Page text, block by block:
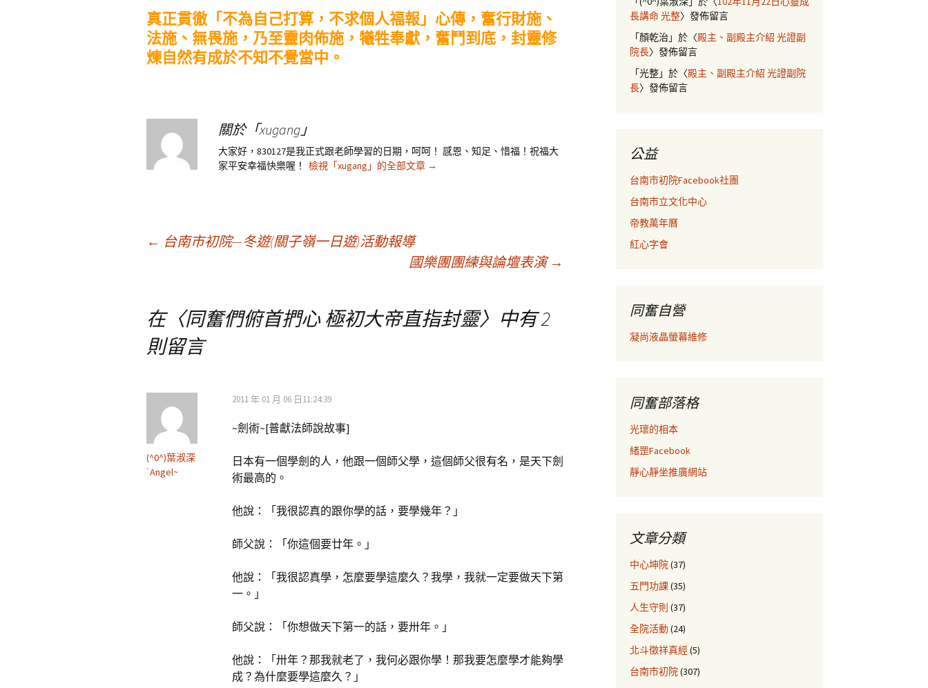
真正貫徹「不為自己打算，不求個人福報」心傳，奮行財施、
法施、無畏施，乃至靈肉佈施，犧牲奉獻，奮鬥到底，封靈修
煉自然有成於不知不覺當中。
關於「xugang」
大家好，830127是我正式跟老師學習的日期，呵呵！ 感恩、知足、惜福！祝福大
家平安幸福快樂喔！
檢視「xugang」的全部文章 →
← 台南市初院—冬遊(關子嶺一日遊)活動報導
國樂團團練與論壇表演 →
在〈同奮們俯首捫心 極初大帝直指封靈〉中有 2
則留言
(^0^)葉淑深
˙Angel~
2011 年 01 月 06 日11:24:39
~劍術~[普獻法師說故事]
日本有一個學劍的人，他跟一個師父學，這個師父很有名，是天下劍
術最高的。
他說：「我很認真的跟你學的話，要學幾年？」
師父說：「你這個要廿年。」
他說：「我很認真學，怎麼要學這麼久？我學，我就一定要做天下第
一。」
師父說：「你想做天下第一的話，要卅年。」
他說：「卅年？那我就老了，我何必跟你學！那我要怎麼學才能夠學
成？為什麼要學這麼久？」
長講命 光整〉發佈留言
「顏乾治 」於〈殿主、副殿主介紹 光證副
院長〉發佈留言
「光整」於〈殿主、副殿主介紹 光證副院
長〉發佈留言
公益
台南市初院Facebook社團
台南市立文化中心
帝教萬年曆
紅心字會
同奮自營
凝尚液晶螢幕維修
同奮部落格
光瓌的相本
緒罡Facebook
靜心靜坐推廣網站
文章分類
中心坤院(37)
五門功課(35)
人生守則 (37)
全院活動(24)
北斗徵祥真經(5)
台南市初院(307)